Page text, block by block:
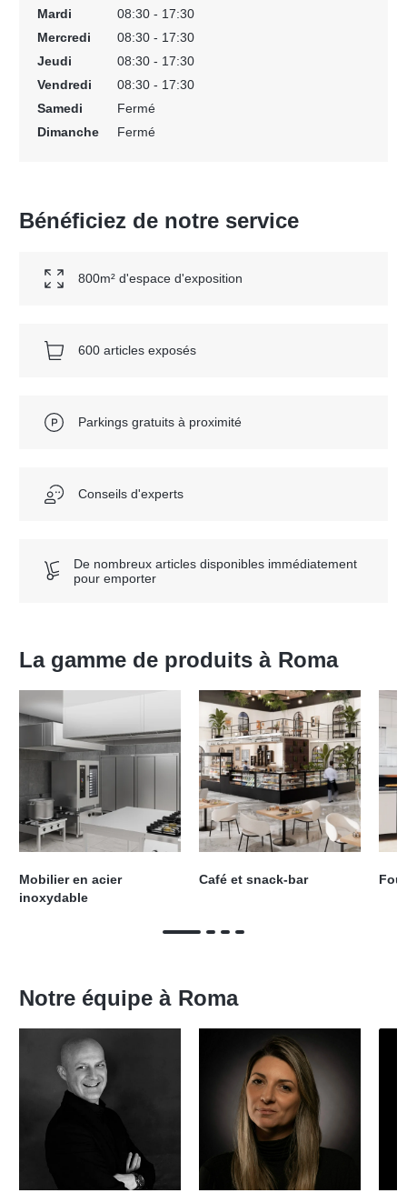
Mardi
08:30 - 17:30
Mercredi
08:30 - 17:30
Jeudi
08:30 - 17:30
Vendredi
08:30 - 17:30
Samedi
Fermé
Dimanche
Fermé
Bénéficiez de notre service
800m² d'espace d'exposition
600 articles exposés
Parkings gratuits à proximité
Conseils d'experts
De nombreux articles disponibles immédiatement
pour emporter
La gamme de produits à Roma
Mobilier en acier
inoxydable
Café et snack-bar
Notre équipe à Roma